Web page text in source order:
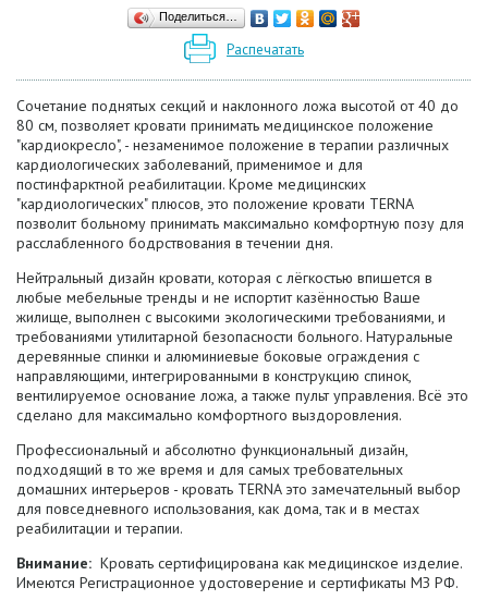
Поделиться…
Распечатать
Сочетание поднятых секций и наклонного ложа высотой от 40 до
80 см, позволяет кровати принимать медицинское положение
"кардиокресло", - незаменимое положение в терапии различных
кардиологических заболеваний, применимое и для
постинфарктной реабилитации. Кроме медицинских
"кардиологических" плюсов, это положение кровати TERNA
позволит больному принимать максимально комфортную позу для
расслабленного бодрствования в течении дня.
Нейтральный дизайн кровати, которая с лёгкостью впишется в
любые мебельные тренды и не испортит казённостью Ваше
жилище, выполнен с высокими экологическими требованиями, и
требованиями утилитарной безопасности больного. Натуральные
деревянные спинки и алюминиевые боковые ограждения с
направляющими, интегрированными в конструкцию спинок,
вентилируемое основание ложа, а также пульт управления. Всё это
сделано для максимально комфортного выздоровления.
Профессиональный и абсолютно функциональный дизайн,
подходящий в то же время и для самых требовательных
домашних интерьеров - кровать TERNA это замечательный выбор
для повседневного использования, как дома, так и в местах
реабилитации и терапии.
Внимание: Кровать сертифицирована как медицинское изделие.
Имеются Регистрационное удостоверение и сертификаты МЗ РФ.